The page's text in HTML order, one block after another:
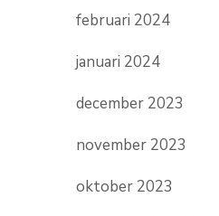
februari 2024
januari 2024
december 2023
november 2023
oktober 2023